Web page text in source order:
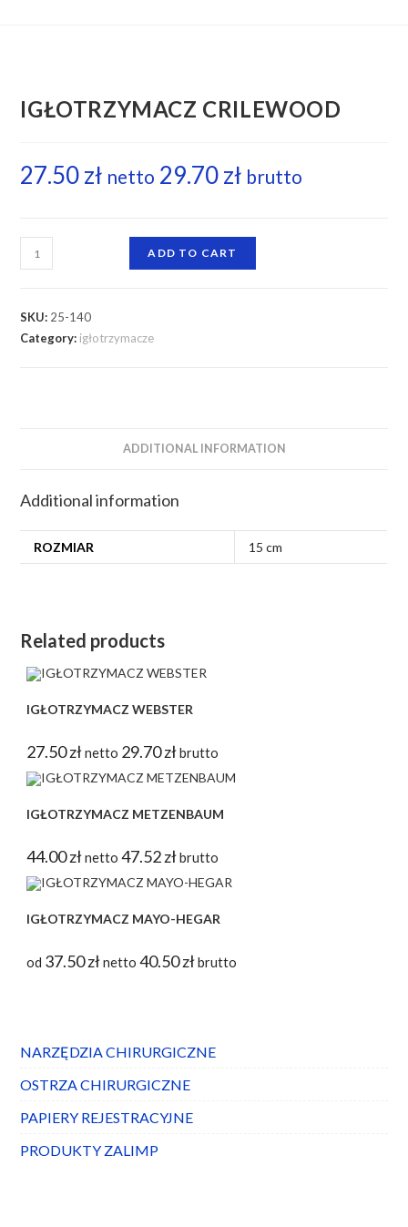
IGŁOTRZYMACZ CRILEWOOD
27.50zł netto 29.70zł brutto
ADD TO CART
SKU: 25-140
Category: igłotrzymacze
ADDITIONAL INFORMATION
Additional information
ROZMIAR 15 cm
Related products
IGŁOTRZYMACZ WEBSTER
27.50złnetto 29.70zł brutto
IGŁOTRZYMACZ METZENBAUM
44.00złnetto 47.52złbrutto
IGŁOTRZYMACZ MAYO-HEGAR
od 37.50złnetto 40.50złbrutto
NARZĘDZIA CHIRURGICZNE
OSTRZA CHIRURGICZNE
PAPIERY REJESTRACYJNE
PRODUKTY ZALIMP